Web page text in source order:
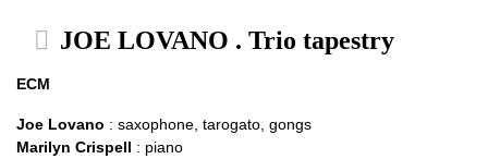
JOE LOVANO . Trio tapestry
ECM
Joe Lovano : saxophone, tarogato, gongs
Marilyn Crispell : piano